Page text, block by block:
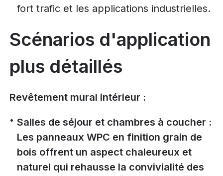
fort trafic et les applications industrielles.
Scénarios d'application
plus détaillés
Revêtement mural intérieur :
Salles de séjour et chambres à coucher :
Les panneaux WPC en finition grain de
bois offrent un aspect chaleureux et
naturel qui rehausse la convivialité des